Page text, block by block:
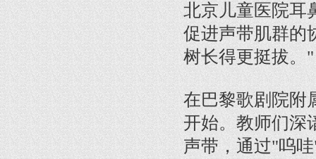
北京儿童医院耳
促进声带肌群的
树长得更挺拔。"
在巴黎歌剧院附
开始。教师们深
声带，通过"呜